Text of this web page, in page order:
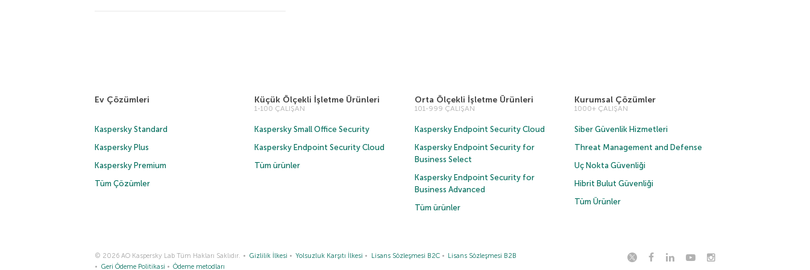
Ev Çözümleri
Kaspersky Standard
Kaspersky Plus
Kaspersky Premium
Tüm Çözümler
Küçük Ölçekli İşletme Ürünleri
1-100 ÇALIŞAN
Kaspersky Small Office Security
Kaspersky Endpoint Security Cloud
Tüm ürünler
Orta Ölçekli İşletme Ürünleri
101-999 ÇALIŞAN
Kaspersky Endpoint Security Cloud
Kaspersky Endpoint Security for
Business Select
Kaspersky Endpoint Security for
Business Advanced
Tüm ürünler
Kurumsal Çözümler
1000+ ÇALIŞAN
Siber Güvenlik Hizmetleri
Threat Management and Defense
Uç Nokta Güvenliği
Hibrit Bulut Güvenliği
Tüm Ürünler
© 2026 AO Kaspersky Lab Tüm Hakları Saklıdır. Gizlilik İlkesi Yolsuzluk Karşıtı İlkesi Lisans Sözleşmesi B2C
Lisans Sözleşmesi B2B
Geri Ödeme Politikasi
Ödeme metodları